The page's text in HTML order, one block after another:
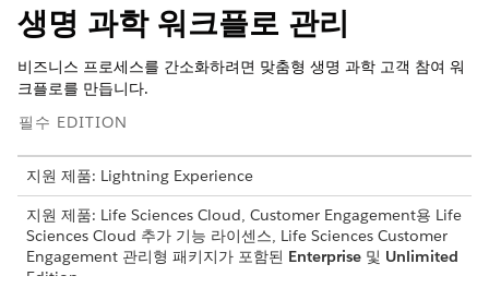
생명 과학 워크플로 관리
비즈니스 프로세스를 간소화하려면 맞춤형 생명 과학 고객 참여 워
크플로를 만듭니다.
필수 EDITION
지원 제품: Lightning Experience
지원 제품: Life Sciences Cloud, Customer Engagement용 Life
Sciences Cloud 추가 기능 라이센스, Life Sciences Customer
Engagement 관리형 패키지가 포함된 Enterprise 및 Unlimited
Edition.